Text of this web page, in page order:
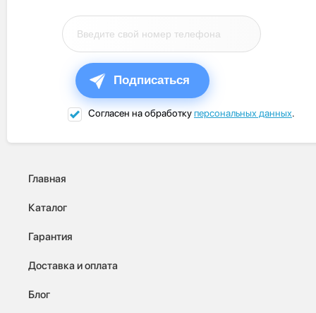
Подписаться
Согласен на обработкуперсональных данных.
Главная
Каталог
Гарантия
Доставка и оплата
Блог